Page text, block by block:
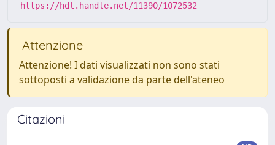
https://hdl.handle.net/11390/1072532
Attenzione
Attenzione! I dati visualizzati non sono stati
sottoposti a validazione da parte dell'ateneo
Citazioni